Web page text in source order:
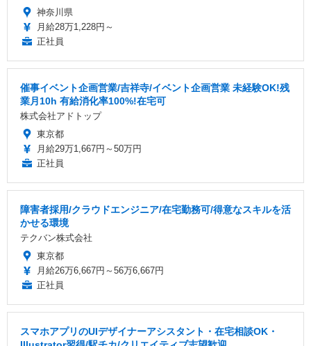
神奈川県
月給28万1,228円～
正社員
催事イベント企画営業/吉祥寺/イベント企画営業 未経験OK!残
業月10h 有給消化率100%!在宅可
株式会社アドトップ
東京都
月給29万1,667円～50万円
正社員
障害者採用/クラウドエンジニア/在宅勤務可/得意なスキルを活
かせる環境
テクバン株式会社
東京都
月給26万6,667円～56万6,667円
正社員
スマホアプリのUIデザイナーアシスタント・在宅相談OK・